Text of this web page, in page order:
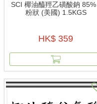
SCI 椰油醯羥乙磺酸鈉 85%
粉狀 (美國) 1.5KGS
HK$ 359